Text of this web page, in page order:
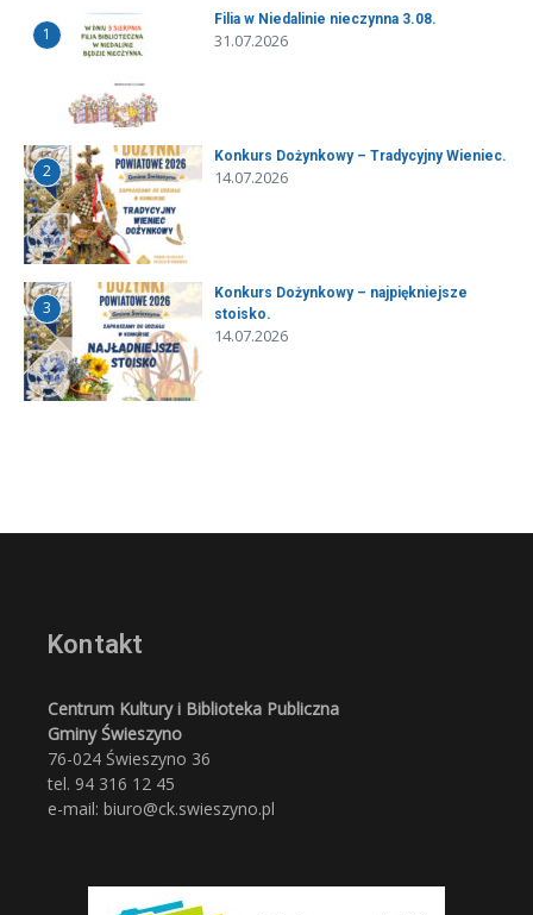
1
Filia w Niedalinie nieczynna 3.08.
31.07.2026
2
Konkurs Dożynkowy – Tradycyjny Wieniec.
14.07.2026
3
Konkurs Dożynkowy – najpiękniejsze
stoisko.
14.07.2026
Kontakt
Centrum Kultury i Biblioteka Publiczna
Gminy Świeszyno
76-024 Świeszyno 36
tel. 94 316 12 45
e-mail: biuro@ck.swieszyno.pl